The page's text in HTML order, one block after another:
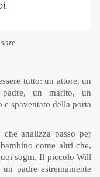
tutto: un attore, un
un marito, un
e spaventato della porta
analizza passo per
come altri che,
sogni. Il piccolo Will
padre estremamente